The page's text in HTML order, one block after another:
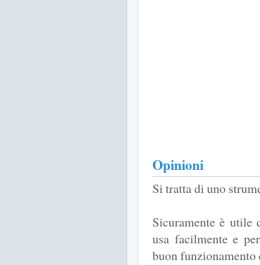
Opinioni
Si tratta di uno
Sicuramente è utile
usa facilmente e
buon funzionamento